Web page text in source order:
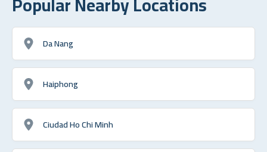
Da Nang
Haiphong
Ciudad Ho Chi Minh